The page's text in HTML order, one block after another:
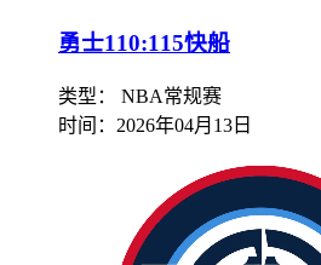
勇士110:115快船
类型： NBA常规赛
时间： 2026年04月13日